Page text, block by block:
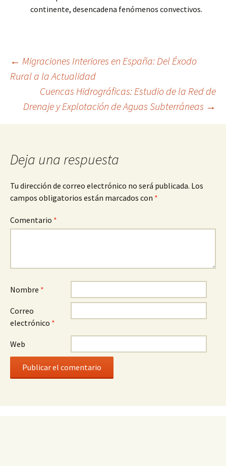
continente, desencadena fenómenos convectivos.
Navegación
de
entradas
← Migraciones Interiores en España: Del Éxodo
Rural a la Actualidad
Cuencas Hidrográficas: Estudio de la Red de
Drenaje y Explotación de Aguas Subterráneas →
Deja una respuesta
Tu dirección de correo electrónico no será publicada. Los
campos obligatorios están marcados con *
Comentario *
Nombre *
Correo
electrónico *
Web